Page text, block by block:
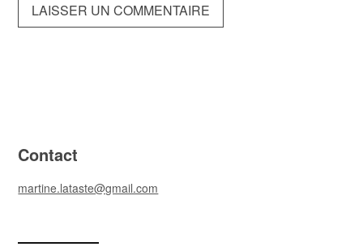
Contact
martine.lataste@gmail.com